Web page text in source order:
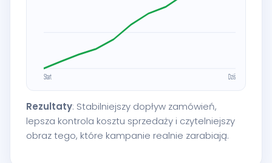
Rezultaty: Stabilniejszy dopływ zamówień,
lepsza kontrola kosztu sprzedaży i czytelniejszy
obraz tego, które kampanie realnie zarabiają.